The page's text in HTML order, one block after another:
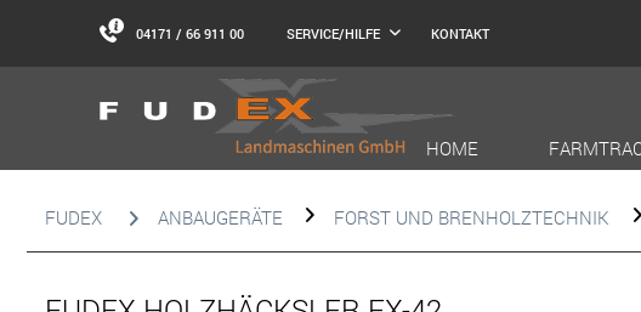
04171 / 66 911 00 SERVICE/HILFE
KONTAKT
HOME
FUDEX ANBAUGERÄTE FORST UND BRENHOLZTECHNIK